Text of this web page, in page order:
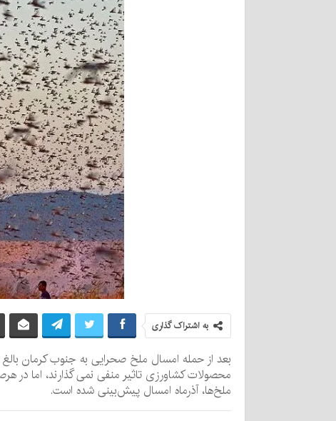
به اشتراک گذاری
محصولات کشاورزی تاثیر منفی نمی گذارند، اما در
ملخ‌ها، آذرماه امسال پیش‌بینی شده است.